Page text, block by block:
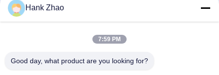
ऑर्बिट्रोल स्टीयरिंग यूनिट
लोकप्रिय श्रेणियां
Hank Zhao
7:59 PM
Good day, what product are you looking for?